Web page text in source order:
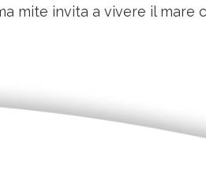
mite invita a vivere il mare